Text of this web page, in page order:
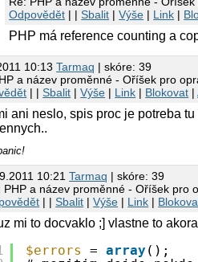
Odpovědět | |Sbalit |Výše | Link |
PHP má reference counting a
10:13Tarmaq | skóre: 39
a název proměnné - Oříšek pro
| |Sbalit |Výše | Link | Blokovat |
ani neslo, spis proc je potreba
10:21Tarmaq | skóre: 39
PHP a název proměnné - Oříšek pro
| |Sbalit |Výše | Link |
mi to docvaklo ;] vlastne to
$errors = array ();